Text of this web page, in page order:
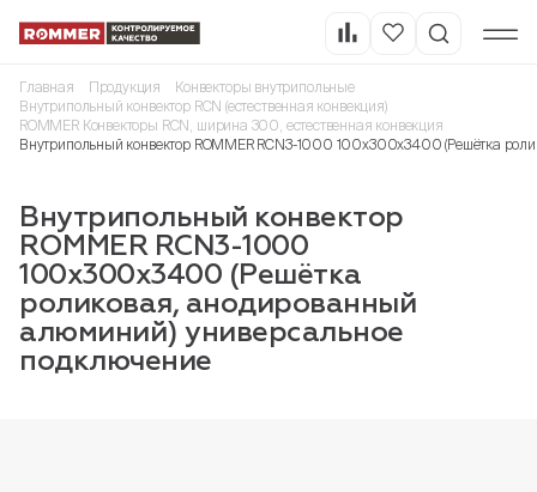
Главная Продукция
Конвекторы внутрипольные
Внутрипольный конвектор RCN (естественная конвекция)
ROMMER Конвекторы RCN, ширина 300, естественная конвекция
Внутрипольный конвектор ROMMER RCN3-1000 100х300х3400 (Решётка
Внутрипольный конвектор
ROMMER RCN3-1000
100х300х3400 (Решётка
роликовая, анодированный
алюминий) универсальное
подключение